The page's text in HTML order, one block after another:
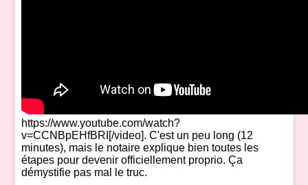
https://www.youtube.com/watch?
v=CCNBpEHfBRI[/video]. C'est un peu long (12
minutes), mais le notaire explique bien toutes les
étapes pour devenir officiellement proprio. Ça
démystifie pas mal le truc.